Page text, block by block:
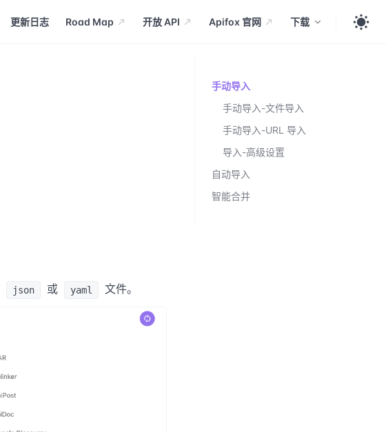
更新日志 Road Map 开放 API Apifox 官网 下载
json 或 yaml 文件。
手动导入
手动导入-文件导入
手动导入-URL 导入
导入-高级设置
自动导入
智能合并